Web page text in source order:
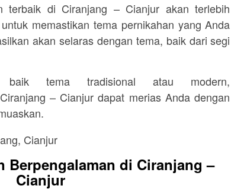
terbaik di Ciranjang – Cianjur akan terlebih
memastikan tema pernikahan yang Anda
akan selaras dengan tema, baik dari segi
baik tema tradisional atau modern,
– Cianjur dapat merias Anda dengan
Berpengalaman di Ciranjang –
Cianjur